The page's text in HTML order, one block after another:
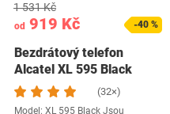
od 919 Kč
1 531 Kč
-40 %
Bezdrátový telefon
Alcatel XL 595 Black
(32×)
Model: XL 595 Black Jsou